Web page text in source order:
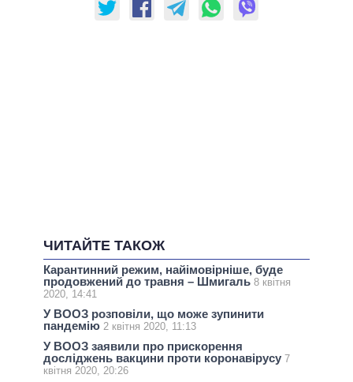
ЧИТАЙТЕ ТАКОЖ
Карантинний режим, найімовірніше, буде
продовжений до травня – Шмигаль 8 квітня
2020, 14:41
У ВООЗ розповіли, що може зупинити
пандемію 2 квітня 2020, 11:13
У ВООЗ заявили про прискорення
досліджень вакцини проти коронавірусу 7
квітня 2020, 20:26